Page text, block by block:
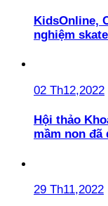
KidsOnline,
nghiệm
02 Th12,2022
Hội thảo
mầm non đã
29 Th11,2022